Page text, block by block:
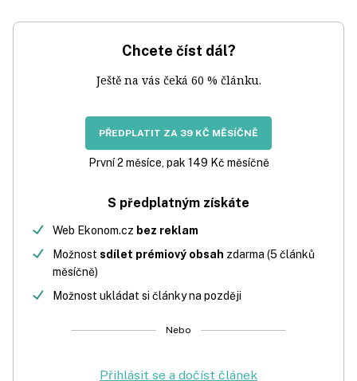
Chcete číst dál?
Ještě na vás čeká 60 % článku.
PŘEDPLATIT ZA 39 KČ MĚSÍČNĚ
První 2 měsíce, pak 149 Kč měsíčně
S předplatným získáte
Web Ekonom.cz bez reklam
Možnost sdílet prémiový obsah zdarma (5 článků
měsíčně)
Možnost ukládat si články na později
Nebo
Přihlásit se a dočíst článek